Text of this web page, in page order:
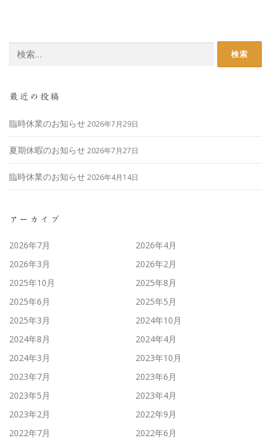
索:
最近の投稿
臨時休業のお知らせ2026年7月29日
夏期休暇のお知らせ2026年7月27日
臨時休業のお知らせ2026年4月14日
アーカイブ
2026年7月
2026年4月
2026年3月
2026年2月
2025年10月
2025年8月
2025年6月
2025年5月
2025年3月
2024年10月
2024年8月
2024年4月
2024年3月
2023年10月
2023年7月
2023年6月
2023年5月
2023年4月
2023年2月
2022年9月
2022年7月
2022年6月